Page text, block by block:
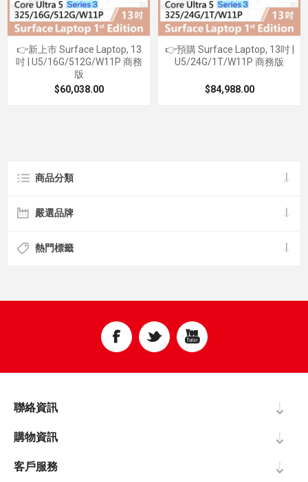
👉新上市 Surface Laptop, 13
吋 | U5/16G/512G/W11P 商務
版
$60,038.00
👉預購 Surface Laptop, 13吋 |
U5/24G/1T/W11P 商務版
$84,988.00
商品分類
嚴選品牌
熱門標籤
聯絡資訊
購物資訊
客戶服務